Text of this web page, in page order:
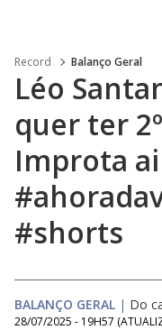
Record Balanço Geral
Léo
quer ter
Improta
#shorts
BALANÇO GERAL | Do
28/07/2025 - 19H57